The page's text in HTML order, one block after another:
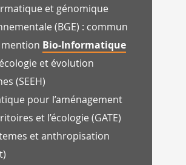
et génomique
(BGE) : commun
mention Bio-Informatique
et évolution
(SEEH)
pour l’aménagement
et l’écologie (GATE)
et anthropisation